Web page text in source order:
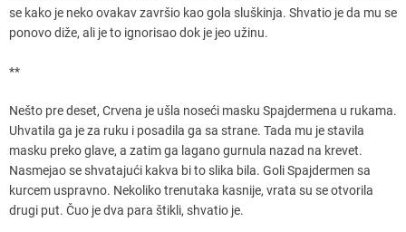
se kako je neko ovakav završio kao gola sluškinja. Shvatio je da mu se
ponovo diže, ali je to ignorisao dok je jeo užinu.
**
Nešto pre deset, Crvena je ušla noseći masku Spajdermena u rukama.
Uhvatila ga je za ruku i posadila ga sa strane. Tada mu je stavila
masku preko glave, a zatim ga lagano gurnula nazad na krevet.
Nasmejao se shvatajući kakva bi to slika bila. Goli Spajdermen sa
kurcem uspravno. Nekoliko trenutaka kasnije, vrata su se otvorila
drugi put. Čuo je dva para štikli, shvatio je.